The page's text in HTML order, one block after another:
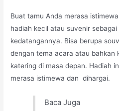
Buat tamu Anda merasa
hadiah kecil atau suvenir
kedatangannya. Bisa berupa
dengan tema acara atau bahkan
katering di masa depan. Hadiah
merasa istimewa dan dihargai.
Baca Juga